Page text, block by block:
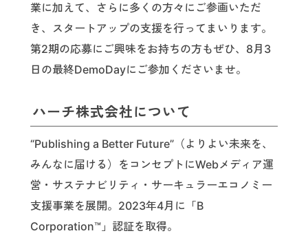
業に加えて、さらに多くの方々にご参画いただ
き、スタートアップの支援を行ってまいります。
第2期の応募にご興味をお持ちの方もぜひ、8月3
日の最終DemoDayにご参加くださいませ。
ハーチ株式会社について
“Publishing a Better Future”（よりよい未来を、
みんなに届ける）をコンセプトにWebメディア運
営・サステナビリティ・サーキュラーエコノミー
支援事業を展開。2023年4月に「B
Corporation™」認証を取得。